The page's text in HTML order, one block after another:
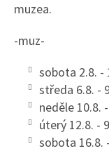
muzea.
-muz-
sobota 2.8. -
středa 6.8. -
neděle 10.8.
úterý 12.8. -
sobota 16.8.